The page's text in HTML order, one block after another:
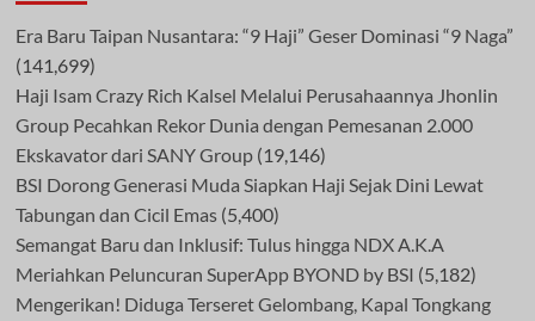
Era Baru Taipan Nusantara: “9 Haji” Geser Dominasi “9 Naga”
(141,699)
Haji Isam Crazy Rich Kalsel Melalui Perusahaannya Jhonlin
Group Pecahkan Rekor Dunia dengan Pemesanan 2.000
Ekskavator dari SANY Group (19,146)
BSI Dorong Generasi Muda Siapkan Haji Sejak Dini Lewat
Tabungan dan Cicil Emas (5,400)
Semangat Baru dan Inklusif: Tulus hingga NDX A.K.A
Meriahkan Peluncuran SuperApp BYOND by BSI (5,182)
Mengerikan! Diduga Terseret Gelombang, Kapal Tongkang